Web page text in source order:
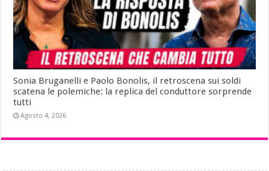
Sonia Bruganelli e Paolo Bonolis, il retroscena sui soldi
scatena le polemiche: la replica del conduttore sorprende
tutti
Agosto 4, 2026